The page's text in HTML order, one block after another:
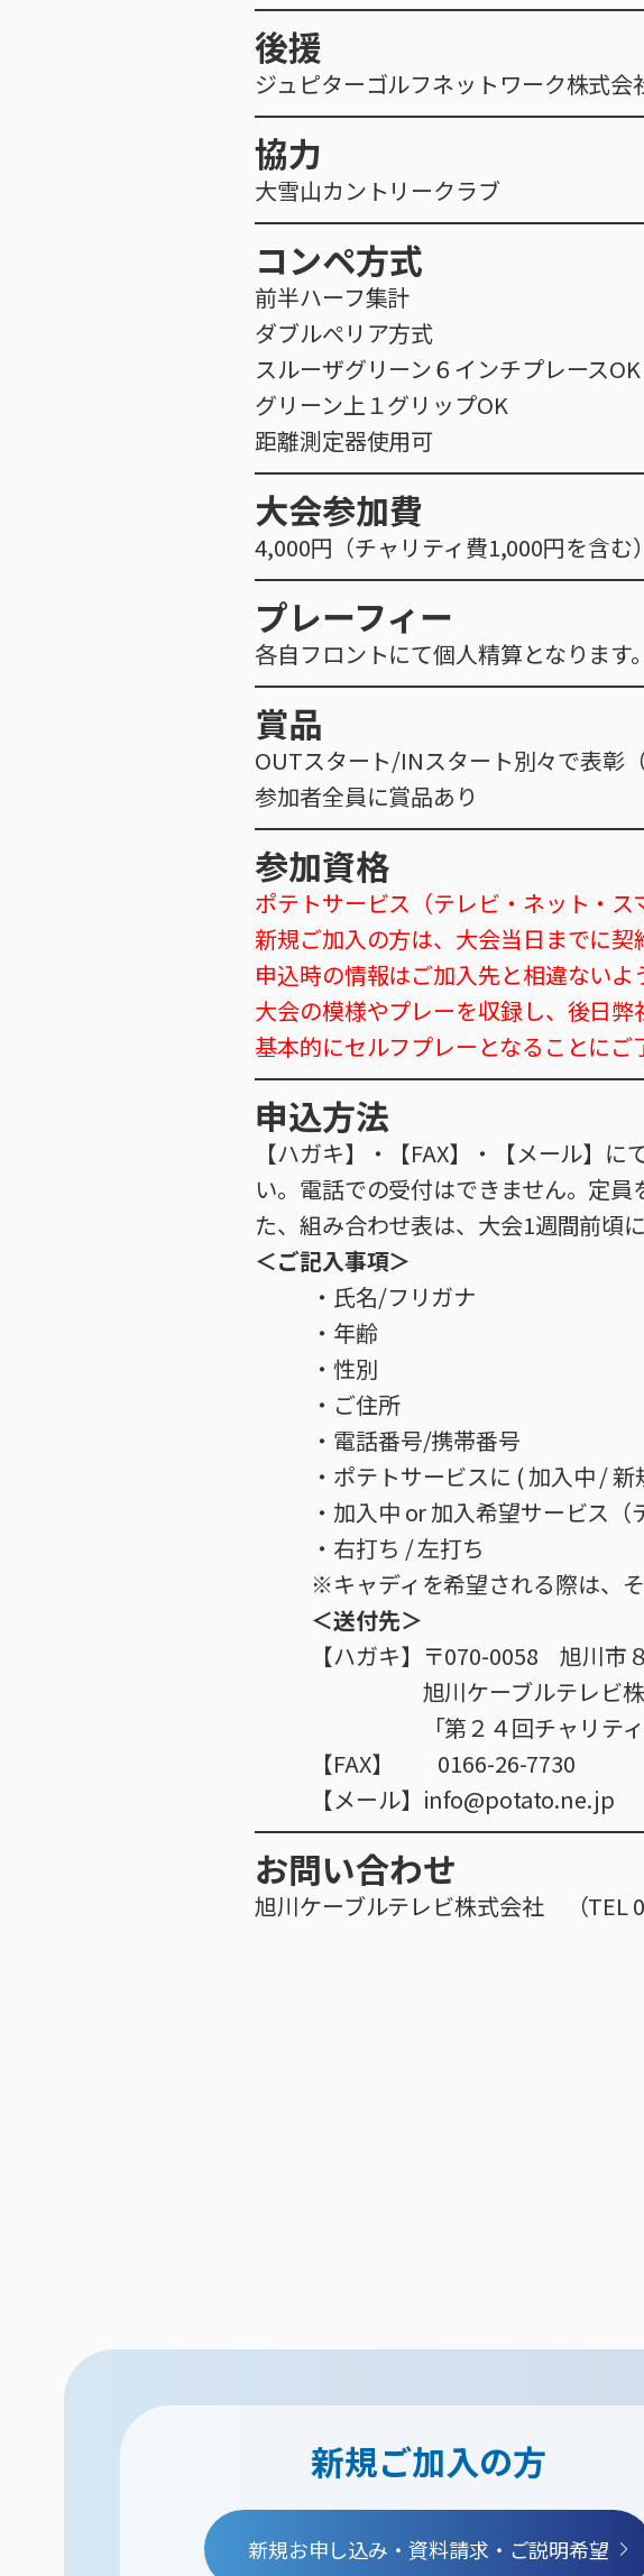
後援
ジュピターゴルフネットワーク株式会
協力
大雪山カントリークラブ
コンペ方式
前半ハーフ集計
ダブルぺリア方式
スルーザグリーン６インチプレースOK
グリーン上１グリップOK
距離測定器使用可
大会参加費
4,000円（チャリティ費1,000円を含
プレーフィー
各自フロントにて個人精算となります
賞品
OUTスタート/INスタート別々で表彰
参加者全員に賞品あり
参加資格
ポテトサービス（テレビ・ネット・
新規ご加入の方は、大会当日までに契
申込時の情報はご加入先と相違ないよ
大会の模様やプレーを収録し、後日弊
基本的にセルフプレーとなることにご
申込方法
【ハガキ】・【FAX】・【メール】
い。電話での受付はできません。定
た、組み合わせ表は、大会1週間前頃
＜ご記入事項＞
・氏名/フリガナ
・年齢
・性別
・ご住所
・電話番号/携帯番号
・ポテトサービスに ( 加入中 / 新
・加入中 or 加入希望サービス（
・右打ち / 左打ち
※キャディを希望される際は、
＜送付先＞
【ハガキ】〒070-0058 旭川市
旭川ケーブルテレビ株
「第２４回チャリティー
【FAX】 0166-26-7730
【メール】info@potato.ne.jp
お問い合わせ
旭川ケーブルテレビ株式会社 （TEL
新規ご加入の方
新規お申し込み・資料請求・ご説明希望